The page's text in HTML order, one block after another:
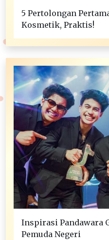
5 Pertolongan
Kosmetik, Praktis!
Inspirasi Pandawara
Pemuda Negeri